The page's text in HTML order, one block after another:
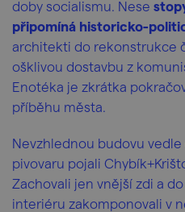
doby socialismu. Nese
připomíná historicko-
architekti do rekonstrukce
ošklivou dostavbu z
Enotéka je zkrátka
příběhu města.
Nevzhlednou budovu
pivovaru pojali
Zachovali jen vnější zdi a
interiéru zakomponovali v